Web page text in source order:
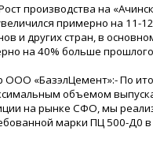
производства на
примерно на 11-
и других стран, в
на 40% больше
«БазэлЦемент»:- По
объемом
на рынке СФО, мы
марки ПЦ 500-Д0